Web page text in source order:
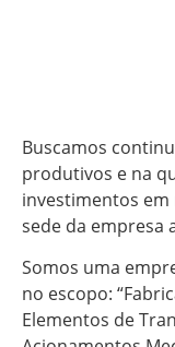
Buscamos
produtivos e na
investimentos
sede da empresa
Somos uma
no escopo:
Elementos de